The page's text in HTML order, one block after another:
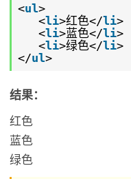
<ul>
<li>红色</li>
<li>蓝色</li>
<li>绿色</li>
</ul>
结果：
红色
蓝色
绿色